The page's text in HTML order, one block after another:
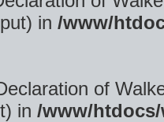
in /www/
of
in /www/